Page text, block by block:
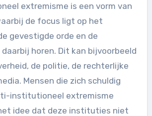
extremisme is een vorm van
de focus ligt op het
gevestigde orde en de
horen. Dit kan bijvoorbeeld
de politie, de rechterlijke
Mensen die zich schuldig
institutioneel extremisme
idee dat deze instituties niet